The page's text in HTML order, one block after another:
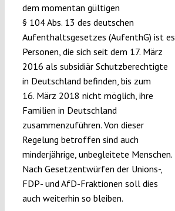
dem momentan gültigen
§ 104 Abs. 13 des deutschen
Aufenthaltsgesetzes (AufenthG) ist es
Personen, die sich seit dem 17. März
2016 als subsidiär Schutzberechtigte
in Deutschland befinden, bis zum
16. März 2018 nicht möglich, ihre
Familien in Deutschland
zusammenzuführen. Von dieser
Regelung betroffen sind auch
minderjährige, unbegleitete Menschen.
Nach Gesetzentwürfen der Unions-,
FDP- und AfD-Fraktionen soll dies
auch weiterhin so bleiben.